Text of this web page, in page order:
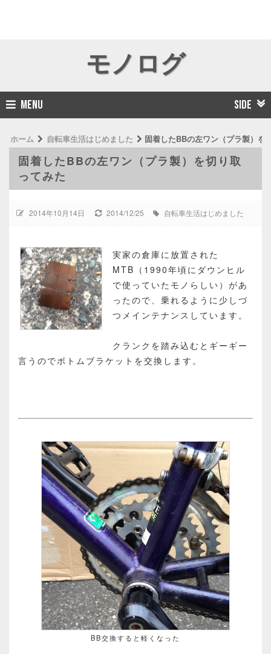
モノログ
MENU SIDE
ホーム 自転車生活はじめました 固着したBBの左ワン（プラ製）を
固着したBBの左ワン（プラ製）を切り取
ってみた
2014年10月14日 2014/12/25 自転車生活はじめました
実家の倉庫に放置された
MTB（1990年頃にダウンヒル
で使っていたモノらしい）があ
ったので、乗れるように少しづ
つメインテナンスしています。
クランクを踏み込むとギーギー
言うのでボトムブラケットを交換します。
BB交換すると軽くなった